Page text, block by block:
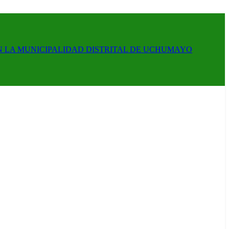
LA MUNICIPALIDAD DISTRITAL DE UCHUMAYO